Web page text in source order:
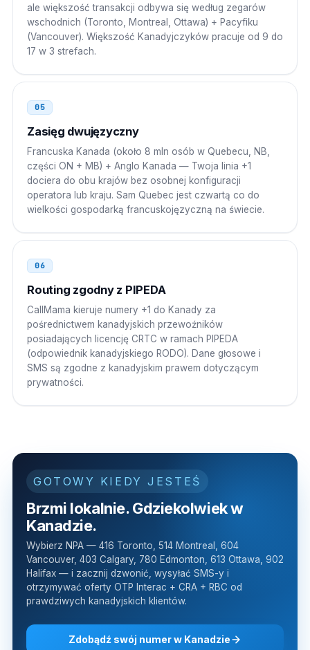
Rosja
8 10 1 NPA NXX XXXX
ale większość transakcji odbywa się według zegarów
wschodnich (Toronto, Montreal, Ottawa) + Pacyfiku
(Vancouver). Większość Kanadyjczyków pracuje od 9 do
17 w 3 strefach.
05
Zasięg dwujęzyczny
Francuska Kanada (około 8 mln osób w Quebecu, NB,
części ON + MB) + Anglo Kanada — Twoja linia +1
dociera do obu krajów bez osobnej konfiguracji
operatora lub kraju. Sam Quebec jest czwartą co do
wielkości gospodarką francuskojęzyczną na świecie.
06
Routing zgodny z PIPEDA
CallMama kieruje numery +1 do Kanady za
pośrednictwem kanadyjskich przewoźników
posiadających licencję CRTC w ramach PIPEDA
(odpowiednik kanadyjskiego RODO). Dane głosowe i
SMS są zgodne z kanadyjskim prawem dotyczącym
prywatności.
GOTOWY KIEDY JESTEŚ
Brzmi lokalnie. Gdziekolwiek w
Kanadzie.
Wybierz NPA — 416 Toronto, 514 Montreal, 604
Vancouver, 403 Calgary, 780 Edmonton, 613 Ottawa, 902
Halifax — i zacznij dzwonić, wysyłać SMS-y i
otrzymywać oferty OTP Interac + CRA + RBC od
prawdziwych kanadyjskich klientów.
Zdobądź swój numer w Kanadzie